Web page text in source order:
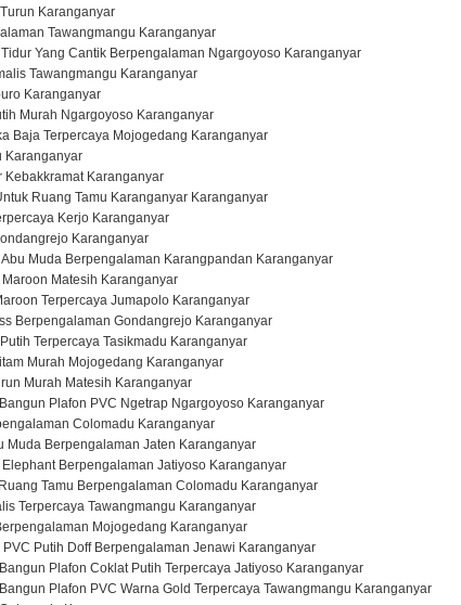
Karanganyar
Tawangmangu Karanganyar
Yang Cantik Berpengalaman Ngargoyoso Karanganyar
Tawangmangu Karanganyar
Karanganyar
Murah Ngargoyoso Karanganyar
Baja Terpercaya Mojogedang Karanganyar
Karanganyar
Kebakkramat Karanganyar
Ruang Tamu Karanganyar Karanganyar
Kerjo Karanganyar
Karanganyar
Muda Berpengalaman Karangpandan Karanganyar
Matesih Karanganyar
Terpercaya Jumapolo Karanganyar
Berpengalaman Gondangrejo Karanganyar
Terpercaya Tasikmadu Karanganyar
Murah Mojogedang Karanganyar
Murah Matesih Karanganyar
Plafon PVC Ngetrap Ngargoyoso Karanganyar
Colomadu Karanganyar
Muda Berpengalaman Jaten Karanganyar
Berpengalaman Jatiyoso Karanganyar
Tamu Berpengalaman Colomadu Karanganyar
Terpercaya Tawangmangu Karanganyar
Mojogedang Karanganyar
Putih Doff Berpengalaman Jenawi Karanganyar
Plafon Coklat Putih Terpercaya Jatiyoso Karanganyar
Plafon PVC Warna Gold Terpercaya Tawangmangu Karanganyar